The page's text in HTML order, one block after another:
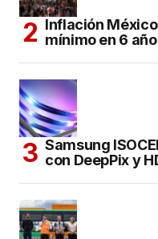
Inflación México
mínimo en 6
Samsung
con DeepPix y